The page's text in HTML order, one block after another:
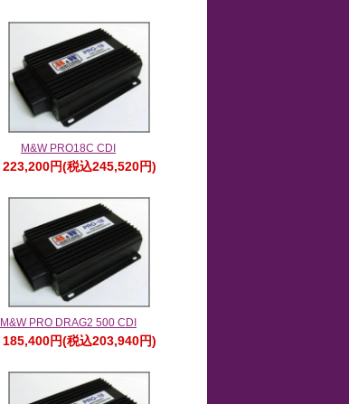
M&W PRO18C CDI
223,200円(税込245,520円)
M&W PRO DRAG2 500 CDI
185,400円(税込203,940円)